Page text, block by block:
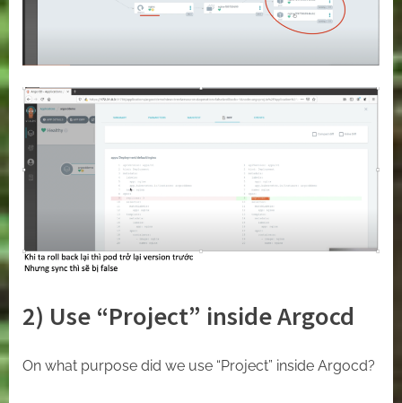
2) Use “Project” inside Argocd
On what purpose did we use “Project” inside Argocd?